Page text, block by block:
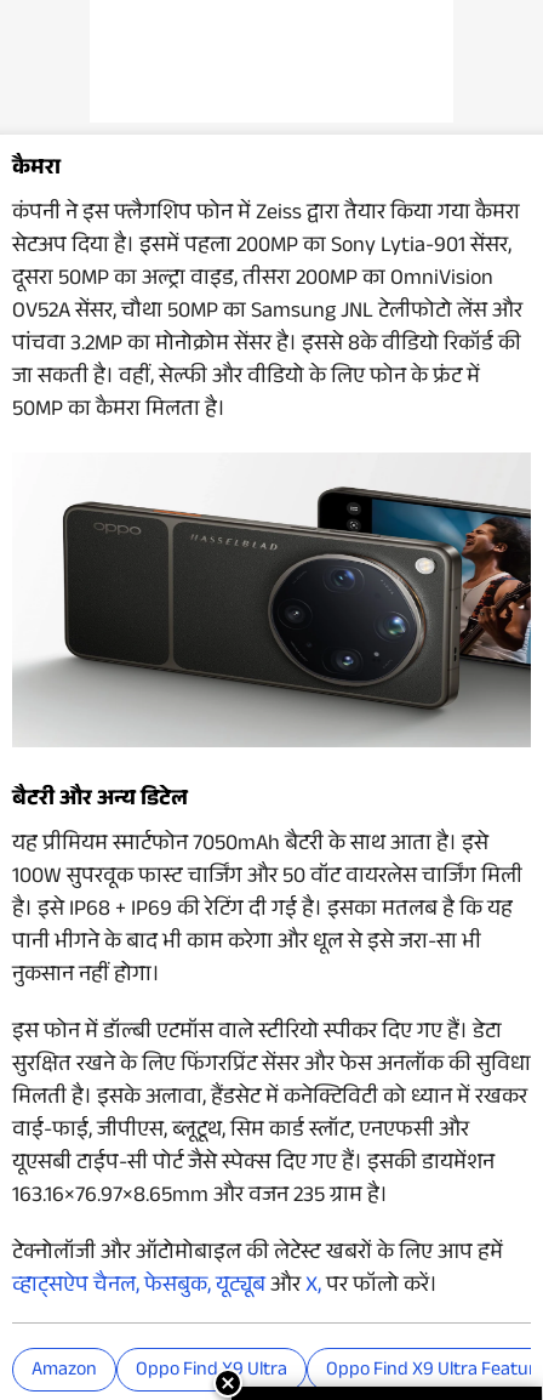
कैमरा
कंपनी ने इस फ्लैगशिप फोन में Zeiss द्वारा तैयार किया गया कैमरा
सेटअप दिया है। इसमें पहला 200MP का Sony Lytia-901 सेंसर,
दूसरा 50MP का अल्ट्रा वाइड, तीसरा 200MP का OmniVision
OV52A सेंसर, चौथा 50MP का Samsung JNL टेलीफोटो लेंस और
पांचवा 3.2MP का मोनोक्रोम सेंसर है। इससे 8के वीडियो रिकॉर्ड की
जा सकती है। वहीं, सेल्फी और वीडियो के लिए फोन के फ्रंट में
50MP का कैमरा मिलता है।
बैटरी और अन्य डिटेल
यह प्रीमियम स्मार्टफोन 7050mAh बैटरी के साथ आता है। इसे
100W सुपरवूक फास्ट चार्जिंग और 50 वॉट वायरलेस चार्जिंग मिली
है। इसे IP68 + IP69 की रेटिंग दी गई है। इसका मतलब है कि यह
पानी भीगने के बाद भी काम करेगा और धूल से इसे जरा-सा भी
नुकसान नहीं होगा।
इस फोन में डॉल्बी एटमॉस वाले स्टीरियो स्पीकर दिए गए हैं। डेटा
सुरक्षित रखने के लिए फिंगरप्रिंट सेंसर और फेस अनलॉक की सुविधा
मिलती है। इसके अलावा, हैंडसेट में कनेक्टिविटी को ध्यान में रखकर
वाई-फाई, जीपीएस, ब्लूटूथ, सिम कार्ड स्लॉट, एनएफसी और
यूएसबी टाईप-सी पोर्ट जैसे स्पेक्स दिए गए हैं। इसकी डायमेंशन
163.16×76.97×8.65mm और वजन 235 ग्राम है।
टेक्नोलॉजी और ऑटोमोबाइल की लेटेस्ट खबरों के लिए आप हमें
व्हाट्सऐप चैनल,फेसबुक,यूट्यूबऔरX,पर फॉलो करें।
Amazon Oppo Find X9 Ultra Oppo Find X9 Ultra